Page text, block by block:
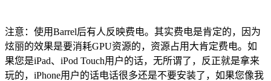
注意：使用Barrel后有人反映费电。其实费电是肯定的，因为
炫丽的效果是要消耗GPU资源的，资源占用大肯定费电。如
果您是iPad、iPod Touch用户的话，无所谓了，反正就是拿来
玩的，iPhone用户的话电话很多还是不要安装了，如果您像我